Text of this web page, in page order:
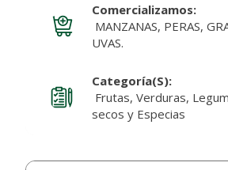
Comercializamos:
MANZANAS, PERAS,
UVAS.
Categoría(s):
Frutas, Verduras,
secos y Especias